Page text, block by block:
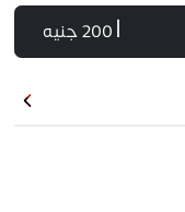
| 200 جنيه